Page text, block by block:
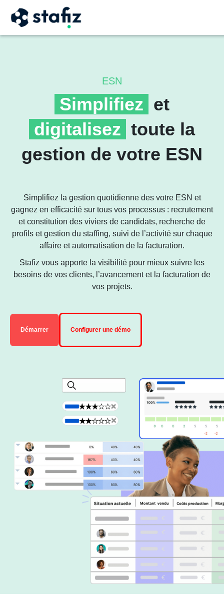
ESN
Simplifiez et
digitalisez toute la
gestion de votre ESN
Simplifiez la gestion quotidienne des votre ESN et
gagnez en efficacité sur tous vos processus : recrutement
et constitution des viviers de candidats, recherche de
profils et gestion du staffing, suivi de l’activité sur chaque
affaire et automatisation de la facturation.
Stafiz vous apporte la visibilité pour mieux suivre les
besoins de vos clients, l’avancement et la facturation de
vos projets.
Démarrer Configurer une démo